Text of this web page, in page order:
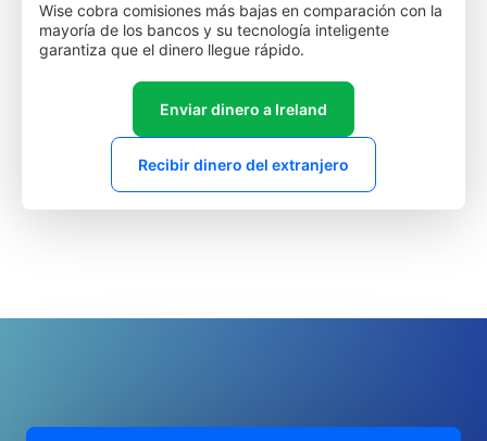
Wise cobra comisiones más bajas en comparación con la
mayoría de los bancos y su tecnología inteligente
garantiza que el dinero llegue rápido.
Enviar dinero a Ireland
Recibir dinero del extranjero